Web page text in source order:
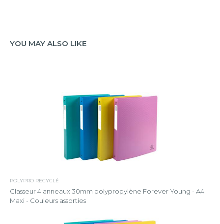
YOU MAY ALSO LIKE
POLYPRO RECYCLÉ
Classeur 4 anneaux 30mm polypropylène Forever Young - A4
Maxi - Couleurs assorties